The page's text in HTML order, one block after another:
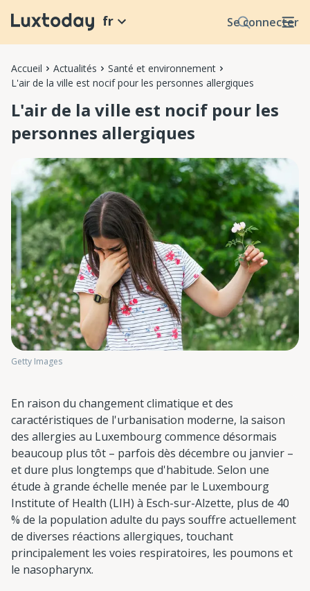
Se connecter
fr
Accueil Actualités
Santé et environnement
L'air de la ville est nocif pour les personnes allergiques
L'air de la ville est nocif pour les
personnes allergiques
Getty Images
En raison du changement climatique et des
caractéristiques de l'urbanisation moderne, la saison
des allergies au Luxembourg commence désormais
beaucoup plus tôt – parfois dès décembre ou janvier –
et dure plus longtemps que d'habitude. Selon une
étude à grande échelle menée par le Luxembourg
Institute of Health (LIH) à Esch-sur-Alzette, plus de 40
% de la population adulte du pays souffre actuellement
de diverses réactions allergiques, touchant
principalement les voies respiratoires, les poumons et
le nasopharynx.